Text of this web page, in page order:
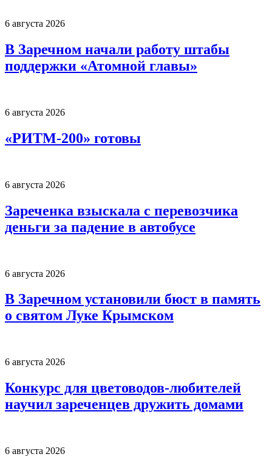
6 августа 2026
В Заречном начали работу штабы
поддержки «Атомной главы»
6 августа 2026
«РИТМ-200» готовы
6 августа 2026
Зареченка взыскала с перевозчика
деньги за падение в автобусе
6 августа 2026
В Заречном установили бюст в память
о святом Луке Крымском
6 августа 2026
Конкурс для цветоводов-любителей
научил зареченцев дружить домами
6 августа 2026